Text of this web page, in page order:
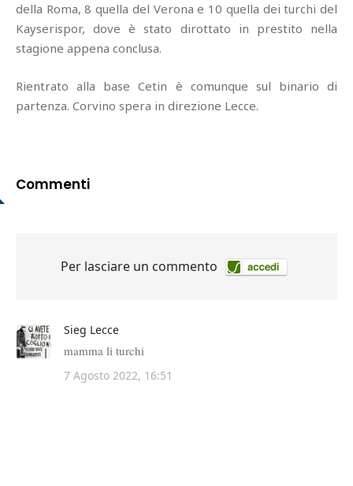
della Roma, 8 quella del Verona e 10 quella dei turchi del
Kayserispor, dove è stato dirottato in prestito nella
stagione appena conclusa.
Rientrato alla base Cetin è comunque sul binario di
partenza. Corvino spera in direzione Lecce.
Commenti